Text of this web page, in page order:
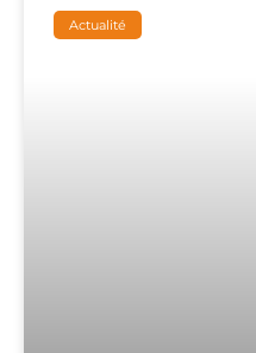
Actualité